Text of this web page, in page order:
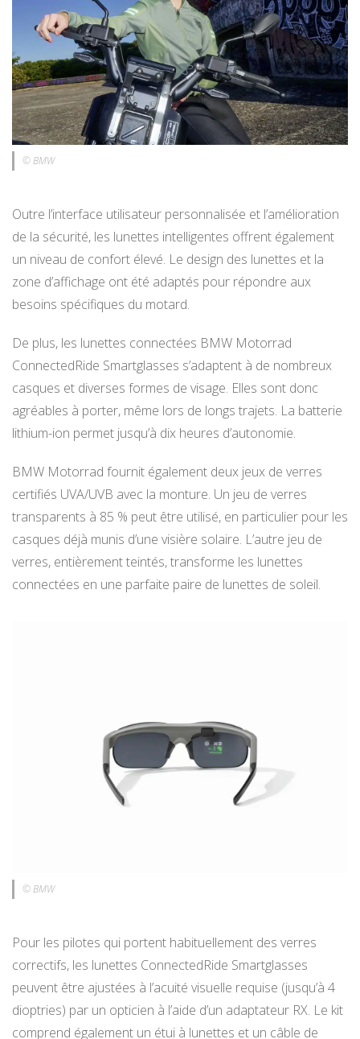
© BMW
Outre l’interface utilisateur personnalisée et l’amélioration
de la sécurité, les lunettes intelligentes offrent également
un niveau de confort élevé. Le design des lunettes et la
zone d’affichage ont été adaptés pour répondre aux
besoins spécifiques du motard.
De plus, les lunettes connectées BMW Motorrad
ConnectedRide Smartglasses s’adaptent à de nombreux
casques et diverses formes de visage. Elles sont donc
agréables à porter, même lors de longs trajets. La batterie
lithium-ion permet jusqu’à dix heures d’autonomie.
BMW Motorrad fournit également deux jeux de verres
certifiés UVA/UVB avec la monture. Un jeu de verres
transparents à 85 % peut être utilisé, en particulier pour les
casques déjà munis d’une visière solaire. L’autre jeu de
verres, entièrement teintés, transforme les lunettes
connectées en une parfaite paire de lunettes de soleil.
© BMW
Pour les pilotes qui portent habituellement des verres
correctifs, les lunettes ConnectedRide Smartglasses
peuvent être ajustées à l’acuité visuelle requise (jusqu’à 4
dioptries) par un opticien à l’aide d’un adaptateur RX. Le kit
comprend également un étui à lunettes et un câble de